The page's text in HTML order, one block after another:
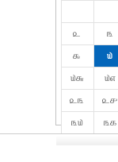
௨
௩
௯
௰
௰௬
௰௭
௨௩
௨௪
௩௰
௩௧